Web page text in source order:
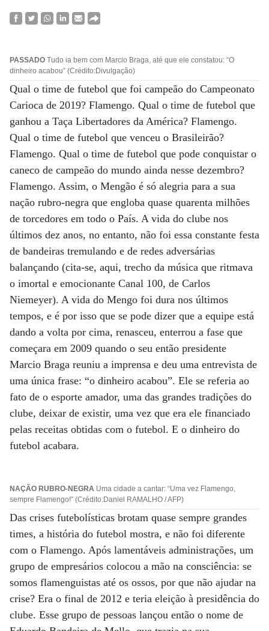
PASSADO Tudo ia bem com Marcio Braga, até que ele constatou: “O
dinheiro acabou” (Crédito:Divulgação)
Qual o time de futebol que foi campeão do Campeonato
Carioca de 2019? Flamengo. Qual o time de futebol que
ganhou a Taça Libertadores da América? Flamengo.
Qual o time de futebol que venceu o Brasileirão?
Flamengo. Qual o time de futebol que pode conquistar o
caneco de campeão do mundo ainda nesse dezembro?
Flamengo. Assim, o Mengão é só alegria para a sua
nação rubro-negra que engloba quase quarenta milhões
de torcedores em todo o País. A vida do clube nos
últimos dez anos, no entanto, não foi essa constante festa
de bandeiras tremulando e de redes adversárias
balançando (cita-se, aqui, trecho da música que ritmava
o imortal e emocionante Canal 100, de Carlos
Niemeyer). A vida do Mengo foi dura nos últimos
tempos, e é por isso que se pode dizer que a equipe está
dando a volta por cima, renasceu, enterrou a fase que
começara em 2009 quando o seu então presidente
Marcio Braga reuniu a imprensa e deu uma entrevista de
uma única frase: “o dinheiro acabou”. Ele se referia ao
fato de o esporte amador, uma das grandes tradições do
clube, deixar de existir, uma vez que era ele financiado
pelas receitas obtidas com o futebol. E o dinheiro do
futebol acabara.
NAÇÃO RUBRO-NEGRA Uma cidade a cantar: “Uma vez Flamengo,
sempre Flamengo!” (Crédito:Daniel RAMALHO / AFP)
Das crises futebolísticas brotam quase sempre grandes
times, a história do futebol mostra, e não foi diferente
com o Flamengo. Após lamentáveis administrações, um
grupo de empresários colocou a mão na consciência: se
somos flamenguistas até os ossos, por que não ajudar na
crise? Era o final de 2012 e teria eleição à presidência do
clube. Esse grupo de pessoas lançou então o nome de